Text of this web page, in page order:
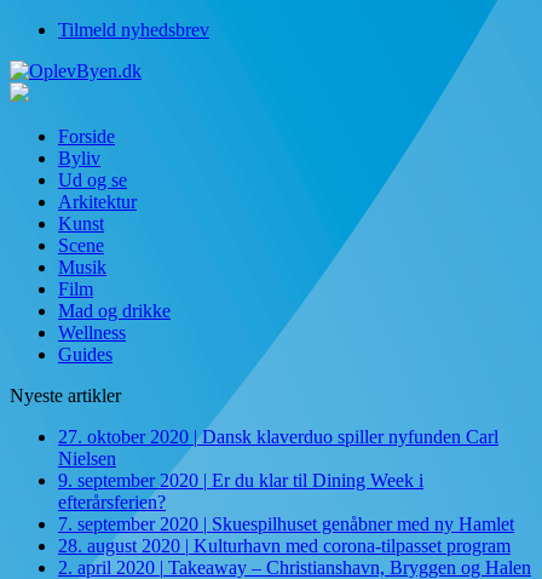
Tilmeld nyhedsbrev
Forside
Byliv
Ud og se
Arkitektur
Kunst
Scene
Musik
Film
Mad og drikke
Wellness
Guides
Nyeste artikler
27. oktober 2020 | Dansk klaverduo spiller nyfunden Carl
Nielsen
9. september 2020 | Er du klar til Dining Week i
efterårsferien?
7. september 2020 | Skuespilhuset genåbner med ny Hamlet
28. august 2020 | Kulturhavn med corona-tilpasset program
2. april 2020 | Takeaway – Christianshavn, Bryggen og Halen